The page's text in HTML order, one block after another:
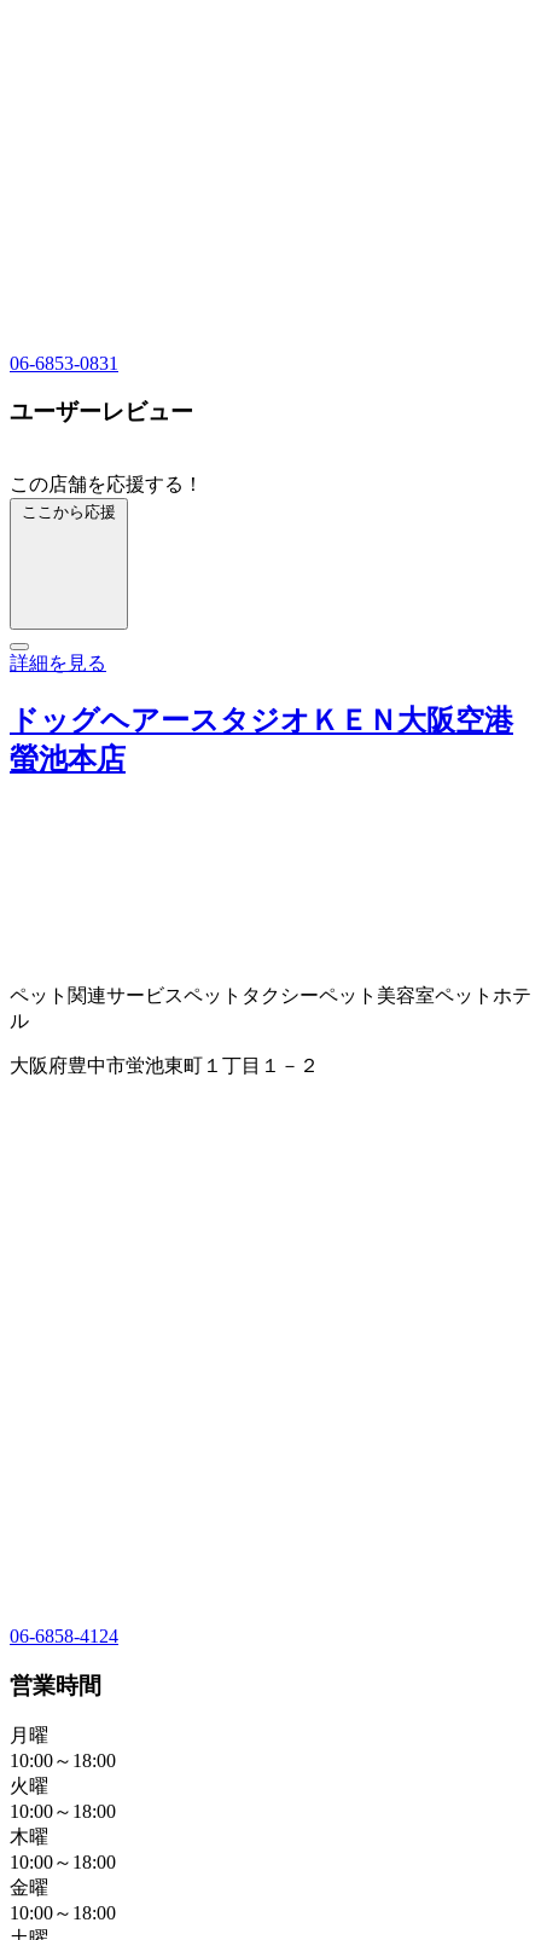
06-6853-0831
ユーザーレビュー
この店舗を応援する！
ここから応援
詳細を見る
ドッグヘアースタジオＫＥＮ大阪空港
螢池本店
ペット関連サービスペットタクシーペット美容室ペットホテ
ル
大阪府豊中市蛍池東町１丁目１－２
06-6858-4124
営業時間
月曜
10:00～18:00
火曜
10:00～18:00
木曜
10:00～18:00
金曜
10:00～18:00